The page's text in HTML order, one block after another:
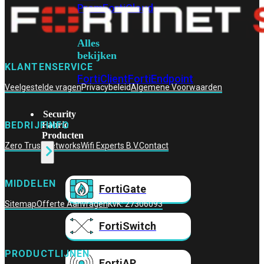
PremFortiCloud
Alles
bekijken
FortiClientFortiEndpoint
Security
Fabric
Producten
FortiGate
FortiSwitch
KLANTENSERVICE
Veelgestelde vragenPrivacybeleidAlgemene Voorwaarden
BEDRIJFINFO
Zero Trust NetworksWifi Experts B.V.Contact
MIDDELEN
SitemapOfferte AanvragenKvK: 27306093
PRODUCTLIJNEN